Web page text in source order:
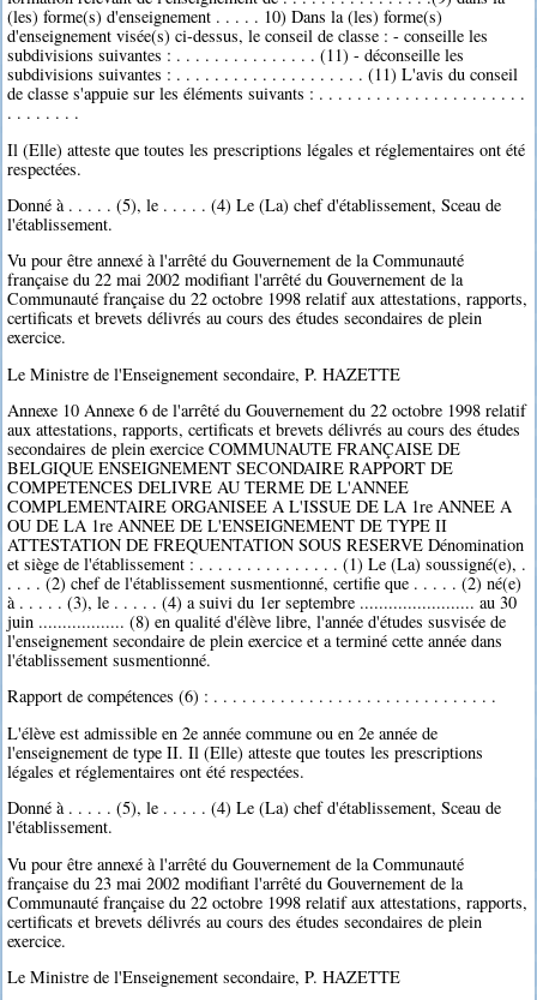
(les) forme(s) d'enseignement . . . . . 10) Dans la (les) forme(s)
d'enseignement visée(s) ci-dessus, le conseil de classe : - conseille les
subdivisions suivantes : . . . . . . . . . . . . . . . (11) - déconseille les
subdivisions suivantes : . . . . . . . . . . . . . . . . . . . . (11) L'avis du conseil
de classe s'appuie sur les éléments suivants : . . . . . . . . . . . . . . . . . . . . . .
. . . . . . . .
Il (Elle) atteste que toutes les prescriptions légales et réglementaires ont été
respectées.
Donné à . . . . . (5), le . . . . . (4) Le (La) chef d'établissement, Sceau de
l'établissement.
Vu pour être annexé à l'arrêté du Gouvernement de la Communauté
française du 22 mai 2002 modifiant l'arrêté du Gouvernement de la
Communauté française du 22 octobre 1998 relatif aux attestations, rapports,
certificats et brevets délivrés au cours des études secondaires de plein
exercice.
Le Ministre de l'Enseignement secondaire, P. HAZETTE
Annexe 10 Annexe 6 de l'arrêté du Gouvernement du 22 octobre 1998 relatif
aux attestations, rapports, certificats et brevets délivrés au cours des études
secondaires de plein exercice COMMUNAUTE FRANÇAISE DE
BELGIQUE ENSEIGNEMENT SECONDAIRE RAPPORT DE
COMPETENCES DELIVRE AU TERME DE L'ANNEE
COMPLEMENTAIRE ORGANISEE A L'ISSUE DE LA 1re ANNEE A
OU DE LA 1re ANNEE DE L'ENSEIGNEMENT DE TYPE II
ATTESTATION DE FREQUENTATION SOUS RESERVE Dénomination
et siège de l'établissement : . . . . . . . . . . . . . . . (1) Le (La) soussigné(e), .
. . . . (2) chef de l'établissement susmentionné, certifie que . . . . . (2) né(e)
à . . . . . (3), le . . . . . (4) a suivi du 1er septembre ........................ au 30
juin .................. (8) en qualité d'élève libre, l'année d'études susvisée de
l'enseignement secondaire de plein exercice et a terminé cette année dans
l'établissement susmentionné.
Rapport de compétences (6) : . . . . . . . . . . . . . . . . . . . . . . . . . . . . . .
L'élève est admissible en 2e année commune ou en 2e année de
l'enseignement de type II. Il (Elle) atteste que toutes les prescriptions
légales et réglementaires ont été respectées.
Donné à . . . . . (5), le . . . . . (4) Le (La) chef d'établissement, Sceau de
l'établissement.
Vu pour être annexé à l'arrêté du Gouvernement de la Communauté
française du 23 mai 2002 modifiant l'arrêté du Gouvernement de la
Communauté française du 22 octobre 1998 relatif aux attestations, rapports,
certificats et brevets délivrés au cours des études secondaires de plein
exercice.
Le Ministre de l'Enseignement secondaire, P. HAZETTE